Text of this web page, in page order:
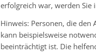
erfolgreich war, werden Sie
Hinweis: Personen, die den
kann beispielsweise
beeinträchtigt ist. Die